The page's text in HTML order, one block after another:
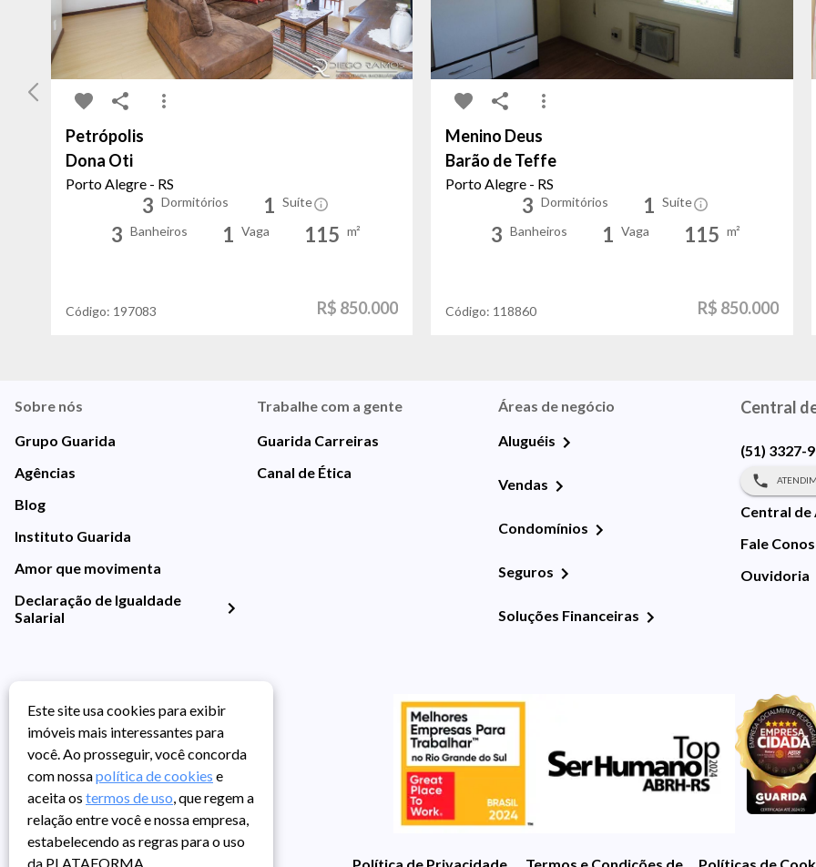
Petrópolis
Dona Oti
Porto Alegre - RS
3 Dormitórios 1 Suíte
3 Banheiros 1 Vaga 115 m²
Código: 197083 R$ 850.000
Menino Deus
Barão de Teffe
Porto Alegre - RS
3 Dormitórios 1 Suíte
3 Banheiros 1 Vaga 115 m²
Código: 118860 R$ 850.000
Sobre nós
Grupo Guarida
Agências
Blog
Instituto Guarida
Amor que movimenta
Declaração de Igualdade
Salarial
Trabalhe com a gente
Guarida Carreiras
Canal de Ética
Áreas de negócio
Aluguéis
Vendas
Condomínios
Seguros
Soluções Financeiras
Central
(51) 3327-
Central de
Fale
Ouvidoria
Política de Privacidade Termos e Condições de UsoPolíticas de
Este site usa cookies para exibir
imóveis mais interessantes para
você. Ao prosseguir, você concorda
com nossapolítica de cookies e
aceita os termos de uso, que regem a
relação entre você e nossa empresa,
estabelecendo as regras para o uso
da PLATAFORMA.